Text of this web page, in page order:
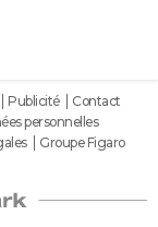
Publicité
Contact
personnelles
Groupe Figaro